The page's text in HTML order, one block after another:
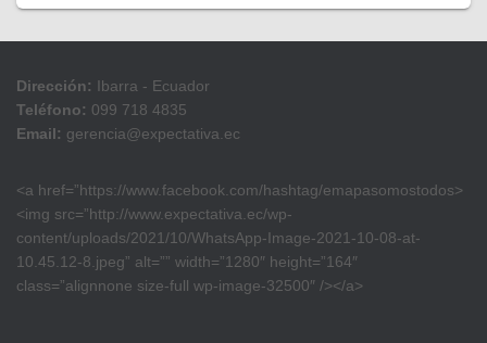
Dirección: Ibarra - Ecuador
Teléfono: 099 718 4835
Email: gerencia@expectativa.ec
<a href=”https://www.facebook.com/hashtag/emapasomostodos>
<img src=”http://www.expectativa.ec/wp-
content/uploads/2021/10/WhatsApp-Image-2021-10-08-at-
10.45.12-8.jpeg” alt=”” width=”1280″ height=”164″
class=”alignnone size-full wp-image-32500″ /></a>